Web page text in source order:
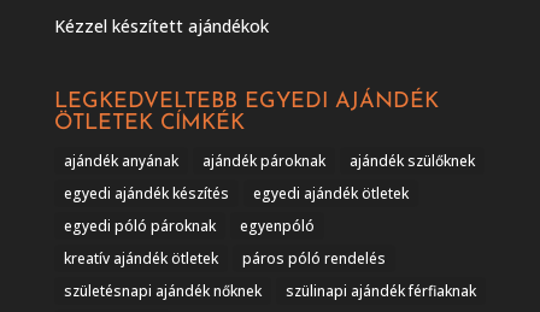
Kézzel készített ajándékok
LEGKEDVELTEBB EGYEDI AJÁNDÉK
ÖTLETEK CÍMKÉK
ajándék anyának ajándék pároknak
ajándék szülőknek
egyedi ajándék készítés
egyedi ajándék ötletek
egyedi póló pároknak
egyenpóló
kreatív ajándék ötletek
páros póló rendelés
születésnapi ajándék nőknek
szülinapi ajándék férfiaknak